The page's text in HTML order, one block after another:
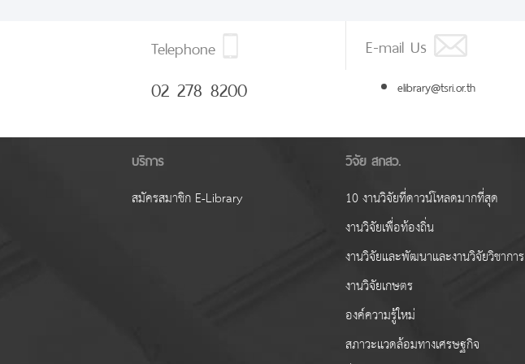
Telephone
02 278 8200
E-mail Us
elibrary@tsri.or.th
บริการ
สมัครสมาชิก E-Library
วิจัย สกสว.
10 งานวิจัยที่ดาวน์โหลดมากที่สุด
งานวิจัยเพื่อท้องถิ่น
งานวิจัยและพัฒนาและงานวิจัยวิชาการ
งานวิจัยเกษตร
องค์ความรู้ใหม่
สภาวะแวดล้อมทางเศรษฐกิจ